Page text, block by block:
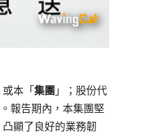
或本「集團 」；股份代
報告期內，本集團堅
顯了良好的業務韌